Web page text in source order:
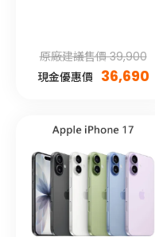
原廠建議售價 39,900
現金優惠價 36,690